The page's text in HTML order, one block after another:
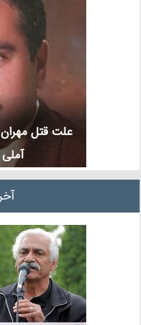
علت قتل